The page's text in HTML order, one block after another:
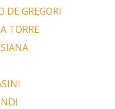
DE GREGORI
TORRE